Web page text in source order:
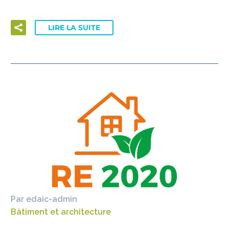
LIRE LA SUITE
Par edaic-admin
Bâtiment et architecture